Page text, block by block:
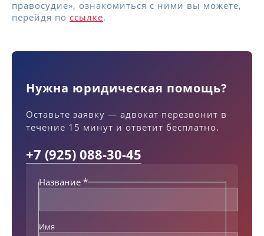
правосудие», ознакомиться с ними вы можете,
перейдя по ссылке.
Нужна юридическая помощь?
Оставьте заявку — адвокат перезвонит в
течение 15 минут и ответит бесплатно.
+7 (925) 088-30-45
Н
а
Название *
Имя